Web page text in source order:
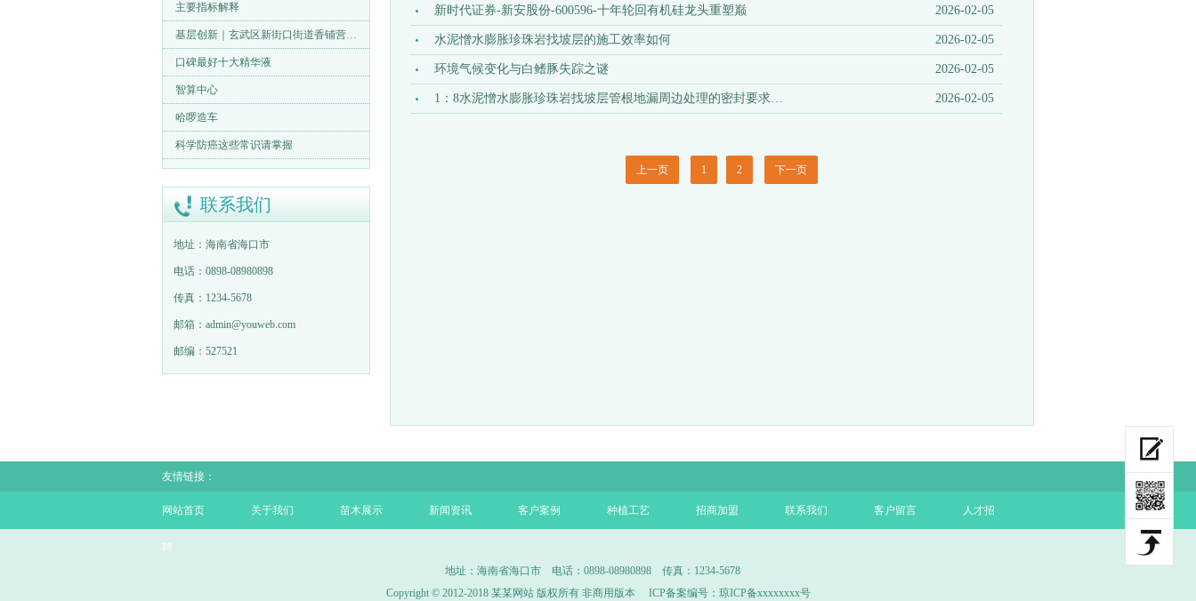
主要指标解释
基层创新｜玄武区新街口街道香铺营社区：搭桥破“孤岛”让党心民
口碑最好十大精华液
智算中心
哈啰造车
科学防癌这些常识请掌握
联系我们
地址：海南省海口市
电话：0898-08980898
传真：1234-5678
邮箱：admin@youweb.com
邮编：527521
新时代证券-新安股份-600596-十年轮回有机硅龙头重塑巅 2026-02-05
水泥憎水膨胀珍珠岩找坡层的施工效率如何 2026-02-05
环境气候变化与白鳍豚失踪之谜 2026-02-05
1：8水泥憎水膨胀珍珠岩找坡层管根地漏周边处理的密封要求是什 2026-02-05
上一页 1 2 下一页
友情链接：
网站首页 关于我们 苗木展示 新闻资讯 客户案例 种植工艺 招商加盟 联系我们 客户留言 人才招
聘
地址：海南省海口市 电话：0898-08980898 传真：1234-5678
Copyright © 2012-2018 某某网站 版权所有 非商用版本 ICP备案编号： 琼ICP备xxxxxxxx号